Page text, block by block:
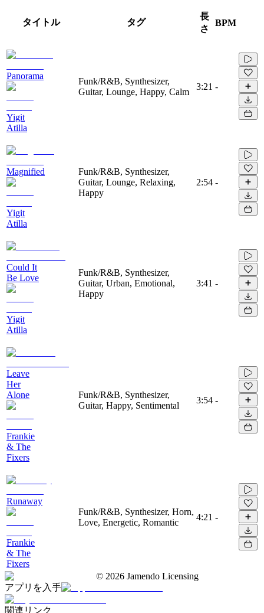
タイトル タグ
長
さ
BPM
Panorama
Yigit
Atilla
Funk/R&B, Synthesizer,
Guitar, Lounge, Happy, Calm
3:21 -
Magnified
Yigit
Atilla
Funk/R&B, Synthesizer,
Guitar, Lounge, Relaxing,
Happy
2:54 -
Could It
Be Love
Yigit
Atilla
Funk/R&B, Synthesizer,
Guitar, Urban, Emotional,
Happy
3:41 -
Leave
Her
Alone
Frankie
& The
Fixers
Funk/R&B, Synthesizer,
Guitar, Happy, Sentimental
3:54 -
Runaway
Frankie
& The
Fixers
Funk/R&B, Synthesizer, Horn,
Love, Energetic, Romantic
4:21 -
© 2026 Jamendo Licensing
アプリを入手
関連リンク